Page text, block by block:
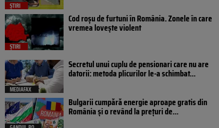
ȘTIRI
ȘTIRI
Cod roșu de furtuni în România. Zonele în care
vremea lovește violent
MEDIAFAX
Secretul unui cuplu de pensionari care nu are
datorii: metoda plicurilor le-a schimbat...
Bulgarii cumpără energie aproape gratis din
România și o revând la prețuri de...